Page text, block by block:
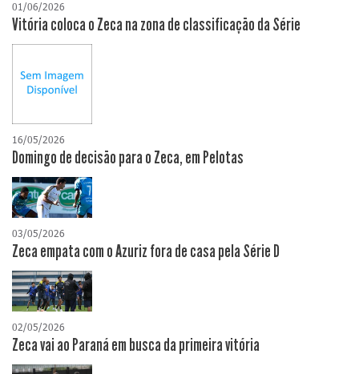
01/06/2026
Vitória coloca o Zeca na zona de classificação da Série
16/05/2026
Domingo de decisão para o Zeca, em Pelotas
03/05/2026
Zeca empata com o Azuriz fora de casa pela Série D
02/05/2026
Zeca vai ao Paraná em busca da primeira vitória